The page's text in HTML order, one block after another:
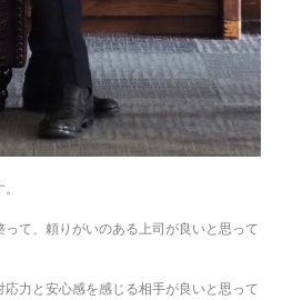
て、頼りがいのある上司が良いと思って
力と安心感を感じる相手が良いと思って